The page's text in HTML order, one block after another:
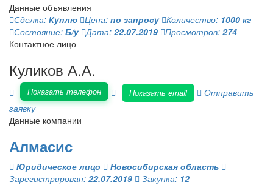
Данные объявления
Сделка: Куплю Цена: по запросу Количество: 1000 кг
Состояние: Б/у Дата: 22.07.2019 Просмотров: 274
Контактное лицо
Куликов А.А.
Показать телефон Показать email
Отправить
заявку
Данные компании
Алмасис
Юридическое лицо
Новосибирская область
Зарегистрирован: 22.07.2019 Закупка: 12